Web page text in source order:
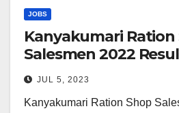
JOBS
Kanyakumari Ration
Salesmen 2022
JUL 5, 2023
Kanyakumari Ration Shop